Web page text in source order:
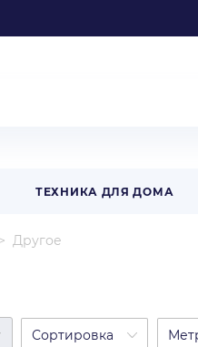
ТЕХНИКА ДЛЯ ДОМА
Другое
Сортировка